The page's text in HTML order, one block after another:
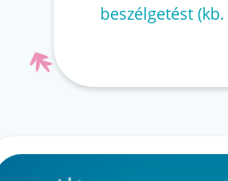
beszélgetést